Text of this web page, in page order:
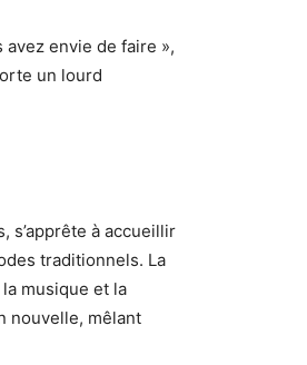
avez envie de faire »,
un lourd
s’apprête à accueillir
traditionnels. La
musique et la
nouvelle, mêlant